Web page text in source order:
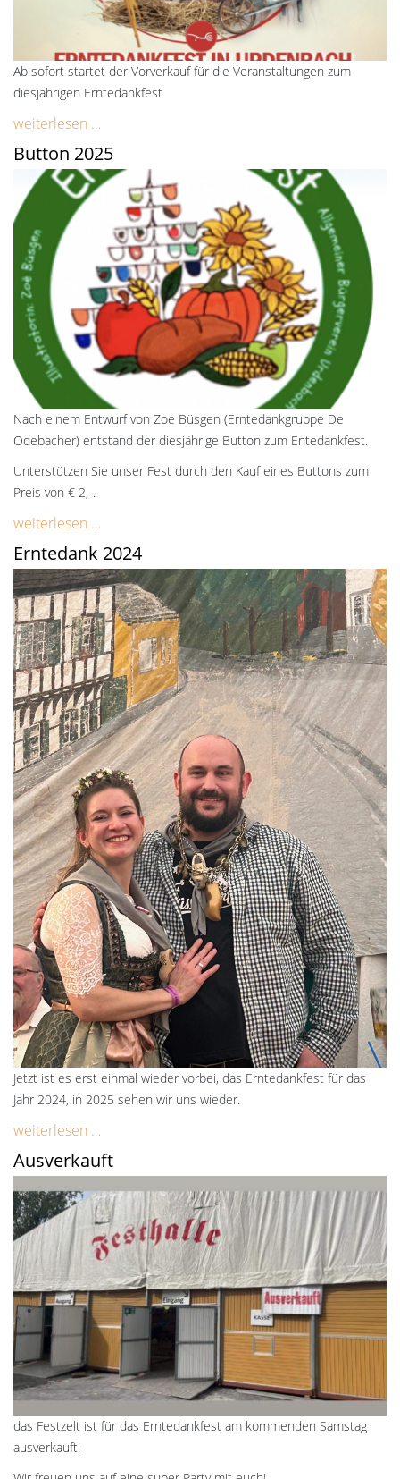
Ab sofort startet der Vorverkauf für die Veranstaltungen zum
diesjährigen Erntedankfest
weiterlesen …
Button 2025
Nach einem Entwurf von Zoe Büsgen (Erntedankgruppe De
Odebacher) entstand der diesjährige Button zum Entedankfest.
Unterstützen Sie unser Fest durch den Kauf eines Buttons zum
Preis von € 2,-.
weiterlesen …
Erntedank 2024
Jetzt ist es erst einmal wieder vorbei, das Erntedankfest für das
Jahr 2024, in 2025 sehen wir uns wieder.
weiterlesen …
Ausverkauft
das Festzelt ist für das Erntedankfest am kommenden Samstag
ausverkauft!